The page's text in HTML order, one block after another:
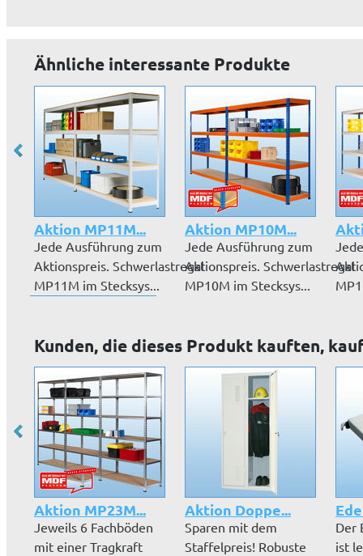
Ähnliche interessante Produkte
Aktion MP11M...
Jede Ausführung zum
Aktionspreis. Schwerlastregal
MP11M im Stecksys...
Aktion MP10M...
Jede Ausführung zum
Aktionspreis. Schwerlastregal
MP10M im Stecksys...
Kunden, die dieses Produkt kauften,
Aktion MP23M...
Jeweils 6 Fachböden
mit einer Tragkraft
Aktion Doppe...
Sparen mit dem
Staffelpreis! Robuste
Der
ist